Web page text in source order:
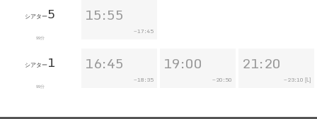
シアター5
99分
15:55
~17:45
シアター 1
99分
16:45
~18:35
19:00
~ 20:50
21:20
~ 23:10 [L]